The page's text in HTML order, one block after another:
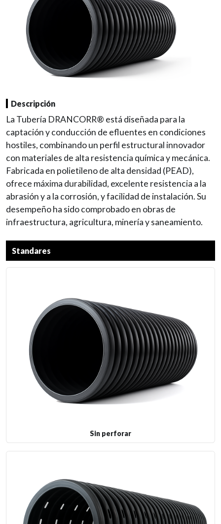
Descripción
La Tubería DRANCORR® está diseñada para la
captación y conducción de efluentes en condiciones
hostiles, combinando un perfil estructural innovador
con materiales de alta resistencia química y mecánica.
Fabricada en polietileno de alta densidad (PEAD),
ofrece máxima durabilidad, excelente resistencia a la
abrasión y a la corrosión, y facilidad de instalación. Su
desempeño ha sido comprobado en obras de
infraestructura, agricultura, minería y saneamiento.
Standares
Sin perforar